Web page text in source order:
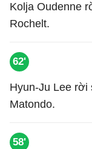
Kolja Oudenne
Rochelt.
62'
Hyun-Ju Lee
Matondo.
58'